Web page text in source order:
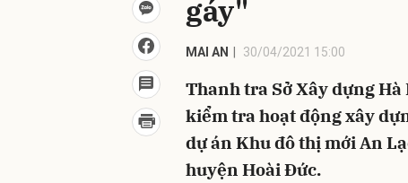
gáy"
MAI AN 30/04/2021 15:00
Thanh tra Sở Xây dựng
kiểm tra hoạt động xây
dự án Khu đô thị mới An
huyện Hoài Đức.